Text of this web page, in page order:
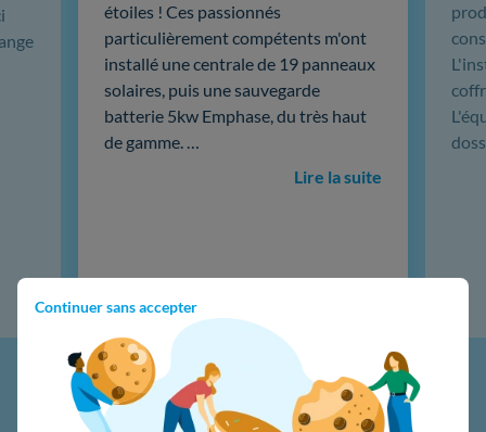
Continuer sans accepter
étoiles ! Ces passionnés
particulièrement compétents m'ont
installé une centrale de 19 panneaux
solaires, puis une sauvegarde
batterie 5kw Emphase, du très haut
de gamme. …
Lire la suite